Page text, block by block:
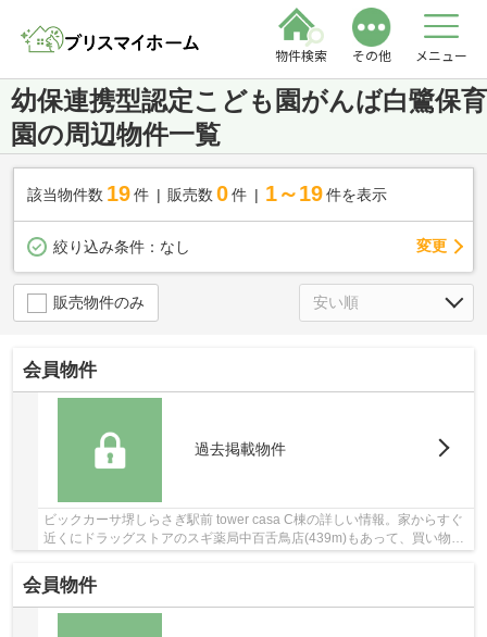
物件検索 その他 メニュー
幼保連携型認定こども園がんば白鷺保育
園の周辺物件一覧
該当物件数 19件 販売数 0 件 1～19 件を表示
絞り込み条件： なし 変更
販売物件のみ
会員物件
過去掲載物件
ビックカーサ堺しらさぎ駅前 tower casa C棟の詳しい情報。家からすぐ
近くにドラッグストアのスギ薬局中百舌鳥店(439m)もあって、買い物し
会員物件